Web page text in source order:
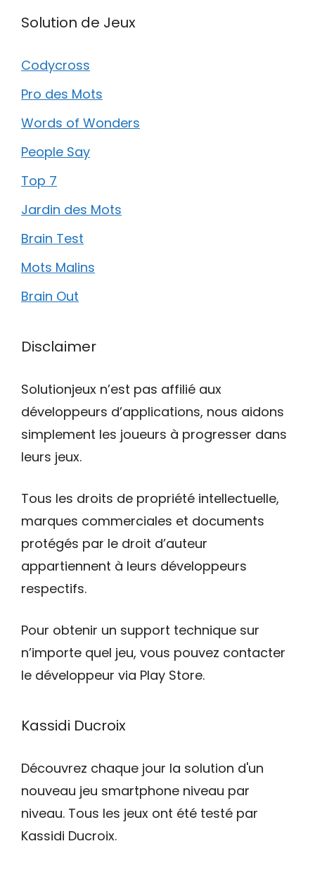
Solution de Jeux
Codycross
Pro des Mots
Words of Wonders
People Say
Top 7
Jardin des Mots
Brain Test
Mots Malins
Brain Out
Disclaimer
Solutionjeux n’est pas affilié aux
développeurs d’applications, nous aidons
simplement les joueurs à progresser dans
leurs jeux.
Tous les droits de propriété intellectuelle,
marques commerciales et documents
protégés par le droit d’auteur
appartiennent à leurs développeurs
respectifs.
Pour obtenir un support technique sur
n’importe quel jeu, vous pouvez contacter
le développeur via Play Store.
Kassidi Ducroix
Découvrez chaque jour la solution d'un
nouveau jeu smartphone niveau par
niveau. Tous les jeux ont été testé par
Kassidi Ducroix.